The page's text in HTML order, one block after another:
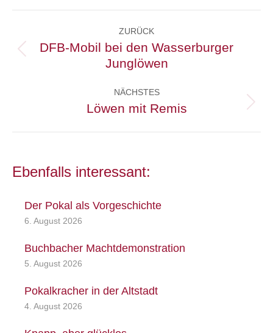
ZURÜCK
Vorheriger
Beitrag:
DFB-Mobil bei den Wasserburger
Junglöwen
NÄCHSTES
Nächster
Löwen mit Remis
Ebenfalls interessant:
Der Pokal als Vorgeschichte
6. August 2026
Buchbacher Machtdemonstration
5. August 2026
Pokalkracher in der Altstadt
4. August 2026